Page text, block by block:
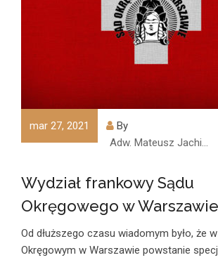
mar 27, 2021
By
Adw. Mateusz
Wydział frankowy Sądu
Okręgowego w Warszawie
Od dłuższego czasu wiadomym było, że
Okręgowym w Warszawie powstanie